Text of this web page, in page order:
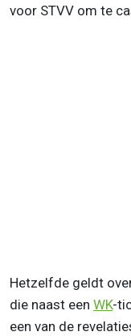
voor STVV om te
Hetzelfde geldt
die naast een WK-
een van de